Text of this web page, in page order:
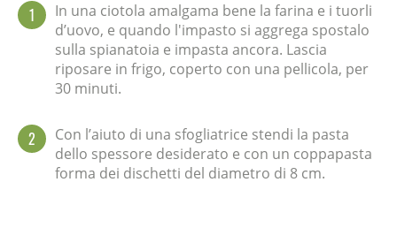
1
In una ciotola amalgama bene la farina e i tuorli
d’uovo, e quando l'impasto si aggrega spostalo
sulla spianatoia e impasta ancora. Lascia
riposare in frigo, coperto con una pellicola, per
30 minuti.
2
Con l’aiuto di una sfogliatrice stendi la pasta
dello spessore desiderato e con un coppapasta
forma dei dischetti del diametro di 8 cm.